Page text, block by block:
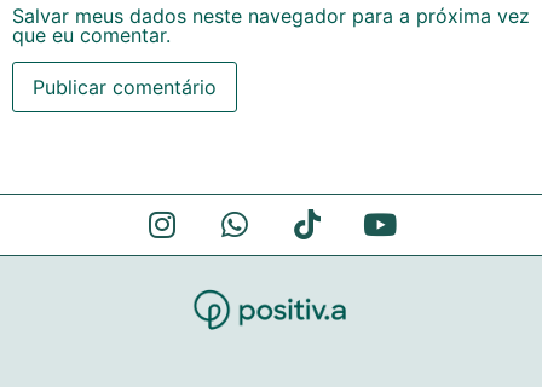
Salvar meus dados neste navegador para a próxima vez
que eu comentar.
Alternative: